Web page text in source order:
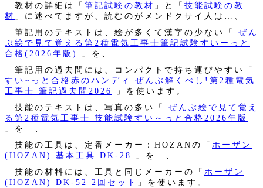
教材の詳細は「 筆記試験の教材 」と「 技能試験の教
材 」に述べてますが、読むのがメンドクサイ人は…、
筆記用のテキストは、絵が多くて漢字の少ない「
ぜん
ぶ絵で見て覚える第2種電気工事士筆記試験すいーっと
合格(2026年版)
」を、
筆記用の過去問には、コンパクトで持ち運びやすい「
すい~っと合格赤のハンディ ぜんぶ解くべし!第2種電気
工事士 筆記過去問2026
」を使います。
技能のテキストは、写真の多い「
ぜんぶ絵で見て覚え
る第2種電気工事士 技能試験すい～っと合格2026年版
」を…、
技能の工具は、定番メーカー：HOZANの「 ホーザン
(HOZAN) 基本工具 DK-28
」を…、
技能の材料には、工具と同じメーカーの「 ホーザン
(HOZAN) DK-52 2回セット
」を使います。